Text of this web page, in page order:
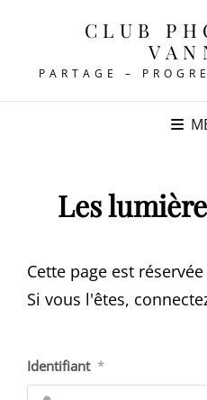
CLUB
PARTAGE –
Les
Cette page est
Si vous l'êtes,
Identifiant *